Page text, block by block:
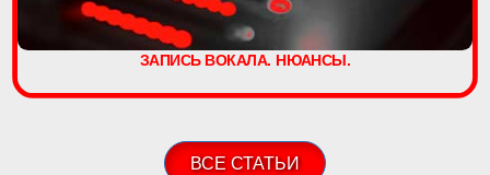
ЗАПИСЬ ВОКАЛА. НЮАНСЫ.
ВСЕ СТАТЬИ